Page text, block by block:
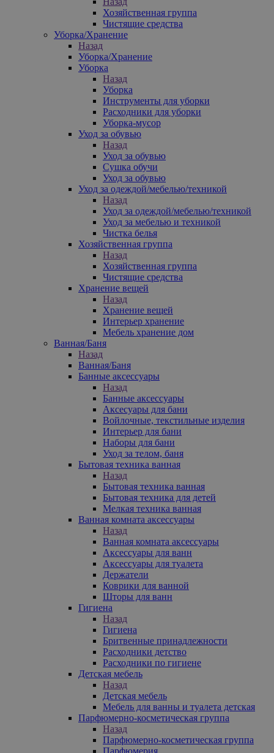
Хозяйственная группа
Чистящие средства
Уборка/Хранение
Назад
Уборка/Хранение
Уборка
Назад
Уборка
Инструменты для уборки
Расходники для уборки
Уборка-мусор
Уход за обувью
Назад
Уход за обувью
Сушка обучи
Уход за обувью
Уход за одеждой/мебелью/техникой
Назад
Уход за одеждой/мебелью/техникой
Уход за мебелью и техникой
Чистка белья
Хозяйственная группа
Назад
Хозяйственная группа
Чистящие средства
Хранение вещей
Назад
Хранение вещей
Интерьер хранение
Мебель хранение дом
Ванная/Баня
Назад
Ванная/Баня
Банные аксессуары
Назад
Банные аксессуары
Аксесуары для бани
Войлочные, текстильные изделия
Интерьер для бани
Наборы для бани
Уход за телом, баня
Бытовая техника ванная
Назад
Бытовая техника ванная
Бытовая техника для детей
Мелкая техника ванная
Ванная комната аксессуары
Назад
Ванная комната аксессуары
Аксессуары для ванн
Аксессуары для туалета
Держатели
Коврики для ванной
Шторы для ванн
Гигиена
Назад
Гигиена
Бритвенные принадлежности
Расходники детство
Расходники по гигиене
Детская мебель
Назад
Детская мебель
Мебель для ванны и туалета детская
Парфюмерно-косметическая группа
Назад
Парфюмерно-косметическая группа
Парфюмерия